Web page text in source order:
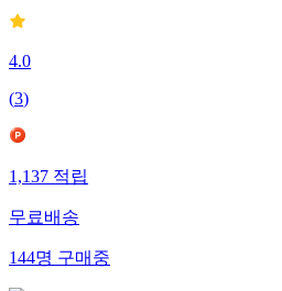
4.0
(3)
1,137적립
무료배송
144명구매중